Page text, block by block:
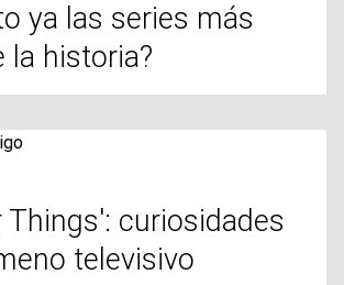
ya las series más
la historia?
Things': curiosidades
televisivo